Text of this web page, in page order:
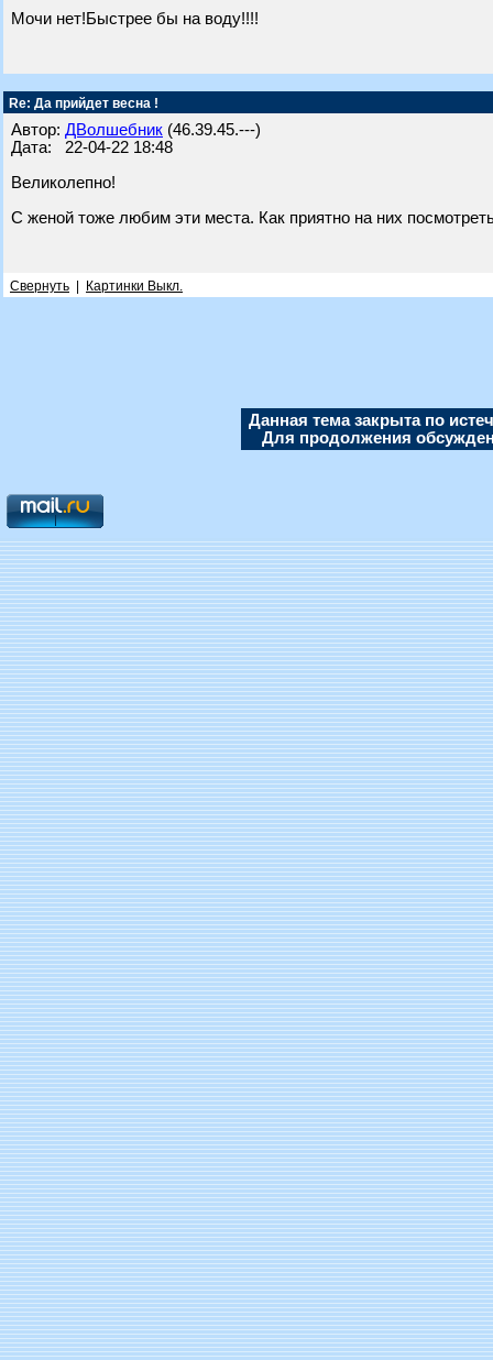
Мочи нет!Быстрее бы на воду!!!!
Re: Да прийдет весна !
Автор: ДВолшебник (46.39.45.---)
Дата: 22-04-22 18:48
Великолепно!
С женой тоже любим эти места. Как приятно на них
Свернуть Картинки Выкл.
Данная тема закрыта по
Для продолжения